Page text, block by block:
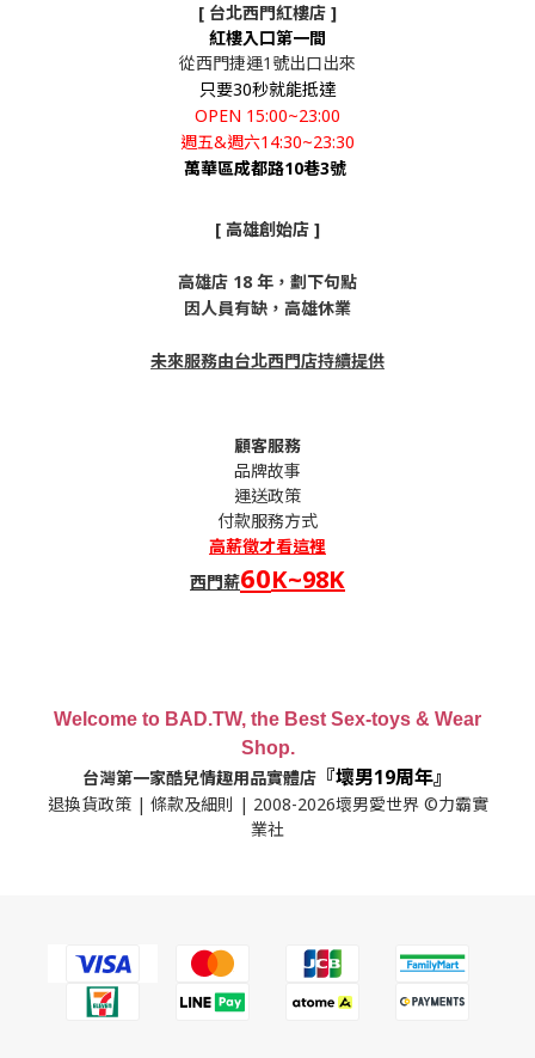
[ 台北西門紅樓店 ]
紅樓入口第一間
從西門捷運1號出口出來
只要30秒就能抵達
OPEN 15:00~23:00
週五&週六14:30~23:30
萬華區成都路10巷3號
[ 高雄創始店 ]
高雄店 18 年，劃下句點
因人員有缺，高雄休業
未來服務由台北西門店持續提供
顧客服務
品牌故事
運送政策
付款服務方式
高薪徵才看這裡
西門薪60K~98K
Welcome to BAD.TW, the Best Sex-toys & Wear
Shop.
台灣第一家酷兒情趣用品實體店 『壞男19周年』
退換貨政策| 條款及細則 | 2008-2026壞男愛世界 ©力霸實
業社